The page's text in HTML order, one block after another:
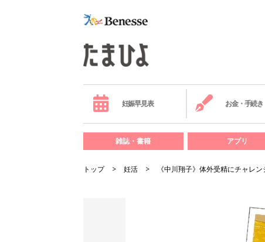
妊娠早見表 お金・手続き
雑誌・書籍 アプリ
トップ 妊活 《中川翔子》体外受精にチャレ